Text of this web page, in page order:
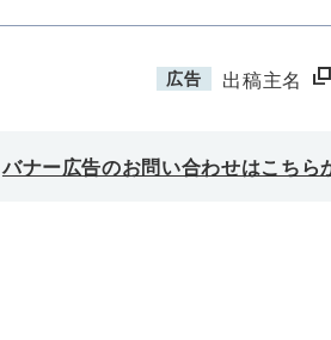
広告 出稿主名
バナー広告のお問い合わせはこちら